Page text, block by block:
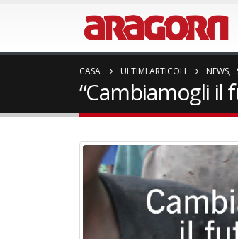
CASA ULTIMI ARTICOLI NEWS,
“Cambiamogli il